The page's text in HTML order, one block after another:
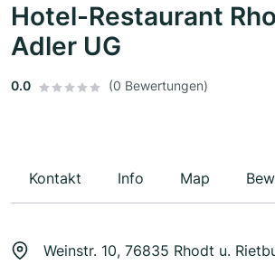
Hotel-Restaurant
Adler UG
0.0 (0 Bewertungen)
Kontakt Info Map
Weinstr. 10, 76835 Rhodt u.